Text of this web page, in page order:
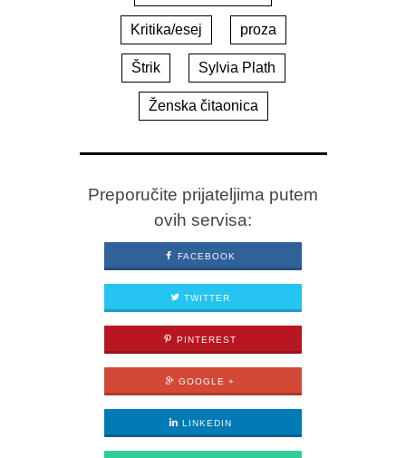
Kritika/esej proza
Štrik Sylvia Plath
Ženska čitaonica
Preporučite prijateljima putem
ovih servisa:
FACEBOOK
TWITTER
PINTEREST
GOOGLE +
LINKEDIN